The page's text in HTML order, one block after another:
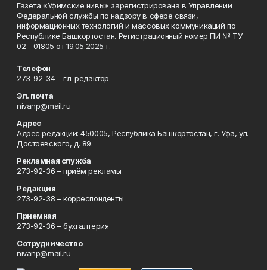
Газета «Уфимские нивы» зарегистрирована в Управлении
Федеральной службы по надзору в сфере связи,
информационных технологий и массовых коммуникаций по
Республике Башкортостан. Регистрационный номер ПИ № ТУ
02 - 01805 от 19.05.2025 г.
Телефон
273-92-34 – гл. редактор
Эл. почта
nivanp@mail.ru
Адрес
Адрес редакции: 450005, Республика Башкортостан, г. Уфа, ул.
Достоевского, д. 89.
Рекламная служба
273-92-36 – приём рекламы
Редакция
273-92-38 – корреспонденты
Приемная
273-92-36 – бухгалтерия
Сотрудничество
nivanp@mail.ru